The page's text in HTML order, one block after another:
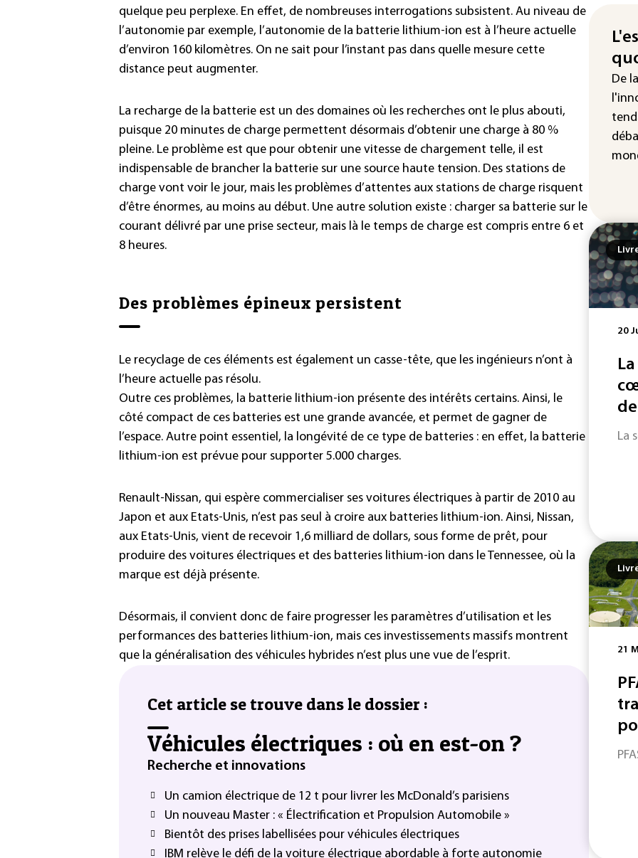
quelque peu perplexe. En effet, de nombreuses interrogations subsistent. Au niveau de
l’autonomie par exemple, l’autonomie de la batterie lithium-ion est à l’heure actuelle
d’environ 160 kilomètres. On ne sait pour l’instant pas dans quelle mesure cette
distance peut augmenter.
La recharge de la batterie est un des domaines où les recherches ont le plus abouti,
puisque 20 minutes de charge permettent désormais d’obtenir une charge à 80 %
pleine. Le problème est que pour obtenir une vitesse de chargement telle, il est
indispensable de brancher la batterie sur une source haute tension. Des stations de
charge vont voir le jour, mais les problèmes d’attentes aux stations de charge risquent
d’être énormes, au moins au début. Une autre solution existe : charger sa batterie sur le
courant délivré par une prise secteur, mais là le temps de charge est compris entre 6 et
8 heures.
Des problèmes épineux persistent
Le recyclage de ces éléments est également un casse-tête, que les ingénieurs n’ont à
l’heure actuelle pas résolu.
Outre ces problèmes, la batterie lithium-ion présente des intérêts certains. Ainsi, le
côté compact de ces batteries est une grande avancée, et permet de gagner de
l’espace. Autre point essentiel, la longévité de ce type de batteries : en effet, la batterie
lithium-ion est prévue pour supporter 5.000 charges.
Renault-Nissan, qui espère commercialiser ses voitures électriques à partir de 2010 au
Japon et aux Etats-Unis, n’est pas seul à croire aux batteries lithium-ion. Ainsi, Nissan,
aux Etats-Unis, vient de recevoir 1,6 milliard de dollars, sous forme de prêt, pour
produire des voitures électriques et des batteries lithium-ion dans le Tennessee, où la
marque est déjà présente.
Désormais, il convient donc de faire progresser les paramètres d’utilisation et les
performances des batteries lithium-ion, mais ces investissements massifs montrent
que la généralisation des véhicules hybrides n’est plus une vue de l’esprit.
Cet article se trouve dans le dossier :
Véhicules électriques : où en est-on ?
Recherche et innovations
Un camion électrique de 12 t pour livrer les McDonald’s parisiens
Un nouveau Master : « Électrification et Propulsion Automobile »
Bientôt des prises labellisées pour véhicules électriques
IBM relève le défi de la voiture électrique abordable à forte autonomie
la
De
20
La
21